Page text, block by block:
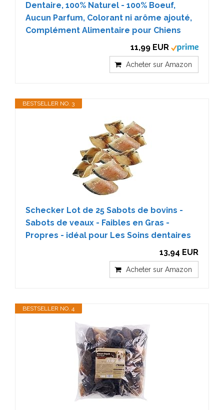
Dentaire, 100% Naturel - 100% Boeuf,
Aucun Parfum, Colorant ni arôme ajouté,
Complément Alimentaire pour Chiens
11,99 EUR
Acheter sur Amazon
BESTSELLER NO. 3
Schecker Lot de 25 Sabots de bovins -
Sabots de veaux - Faibles en Gras -
Propres - idéal pour Les Soins dentaires
13,94 EUR
Acheter sur Amazon
BESTSELLER NO. 4